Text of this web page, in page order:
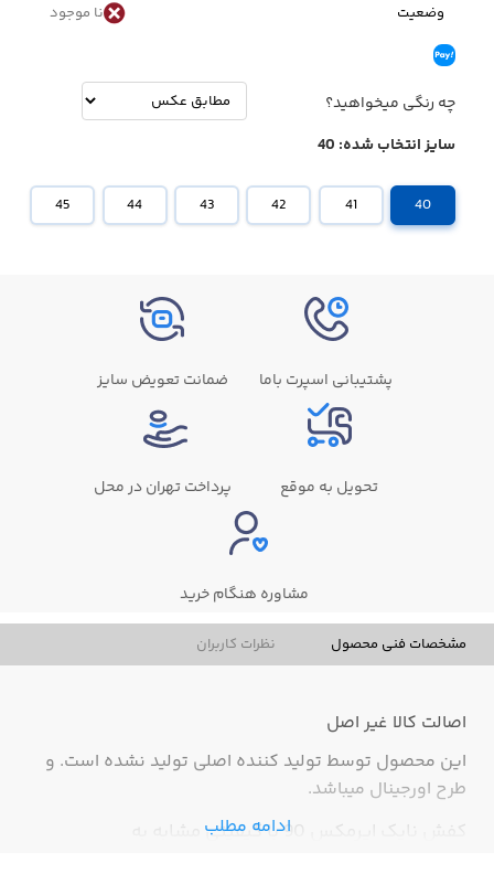
وضعیت
نا موجود
چه رنگی میخواهید؟
سایز انتخاب شده: 40
40
41
42
43
44
45
پشتیبانی اسپرت باما ضمانت تعویض سایز
تحویل به موقع پرداخت تهران در محل
مشاوره هنگام خرید
مشخصات فنی محصول نظرات کاربران
اصالت کالا غیر اصل
این محصول توسط تولید کننده اصلی تولید نشده است. و
طرح اورجینال میباشد.
کفش نایک ایرمکس 90 با کیفیتی مشابه به
ادامه مطلب